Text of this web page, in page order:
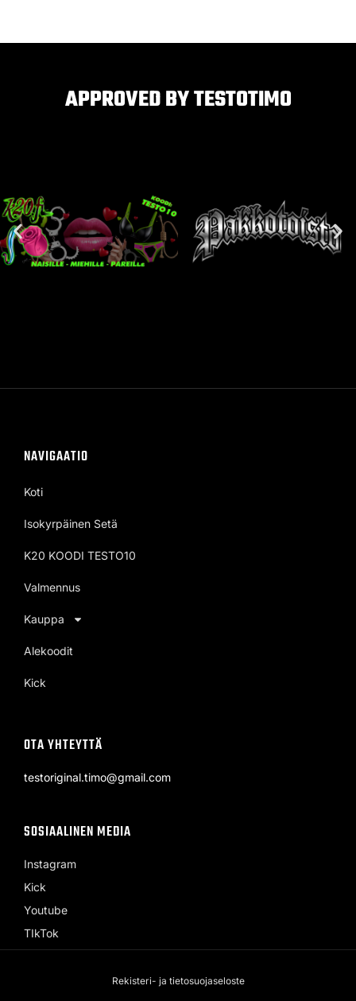
APPROVED BY TESTOTIMO
NAVIGAATIO
Koti
Isokyrpäinen Setä
K20 KOODI TESTO10
Valmennus
Kauppa
Alekoodit
Kick
OTA YHTEYTTÄ
testoriginal.timo@gmail.com
SOSIAALINEN MEDIA
Instagram
Kick
Youtube
TIkTok
Rekisteri- ja tietosuojaseloste